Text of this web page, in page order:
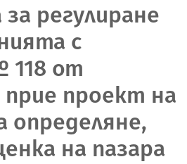
регулиране
с
118 от
прие проект на
определяне,
на пазара